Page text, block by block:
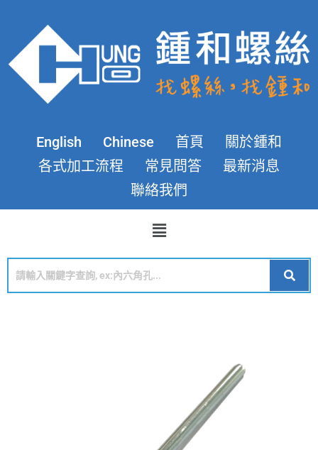
English Chinese 首頁
關於鍾和
各式加工流程
常見問答
最新消息
聯絡我們